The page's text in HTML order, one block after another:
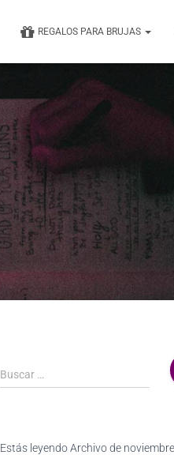
REGALOS PARA BRUJAS
Buscar …
Estás leyendoArchivo de